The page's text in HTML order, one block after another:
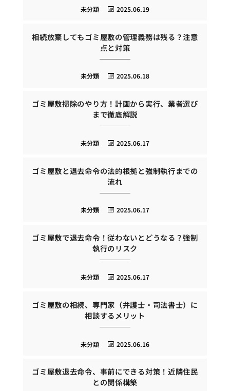
2025.06.19
未分類
相続放棄してもゴミ屋敷の管理義務は残る？注意
点と対策
2025.06.18
未分類
ゴミ屋敷掃除のやり方！計画から実行、業者選び
まで徹底解説
2025.06.17
未分類
ゴミ屋敷と退去命令の法的根拠と強制執行までの
流れ
2025.06.17
未分類
ゴミ屋敷で退去命令！従わないとどうなる？強制
執行のリスク
2025.06.17
未分類
ゴミ屋敷の相続、専門家（弁護士・司法書士）に
相談するメリット
2025.06.16
未分類
ゴミ屋敷退去命令、事前にできる対策！近隣住民
との関係構築